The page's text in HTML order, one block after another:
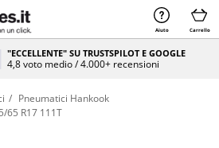
Aiuto Carrello
"ECCELLENTE" SU TRUSTSPILOT E GOOGLE
4,8 voto medio / 4.000+ recensioni
Pneumatici Hankook
65 R17 111T